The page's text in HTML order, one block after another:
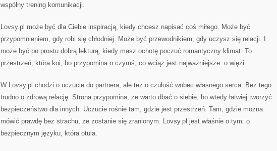
wspólny trening komunikacji.
Lovsy.pl może być dla Ciebie inspiracją, kiedy chcesz napisać coś miłego. Może być
przypomnieniem, gdy robi się chłodniej. Może być przewodnikiem, gdy uczysz się relacji. I
może być po prostu dobrą lekturą, kiedy masz ochotę poczuć romantyczny klimat. To
przestrzeń, która koi, bo przypomina o czymś, co wciąż jest najważniejsze: o więzi.
W Lovsy.pl chodzi o uczucie do partnera, ale też o czułość wobec własnego serca. Bez tego
trudno o zdrową relację. Strona przypomina, że warto dbać o siebie, bo wtedy łatwiej tworzyć
bezpieczeństwo dla innych. Uczucie rośnie tam, gdzie jest przestrzeń. Tam, gdzie można
mówić prawdę bez strachu, że zostanie się zranionym. Lovsy.pl jest właśnie o tym: o
bezpiecznym języku, która otula.